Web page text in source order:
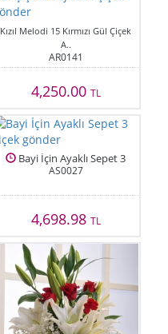
Kızıl Melodi 15 Kırmızı Gül Çiçek
A..
AR0141
4,250.00 TL
Bayi İçin Ayaklı Sepet 3
AS0027
4,698.98 TL